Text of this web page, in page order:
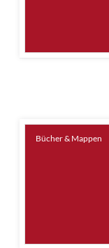
Bücher & Mappen